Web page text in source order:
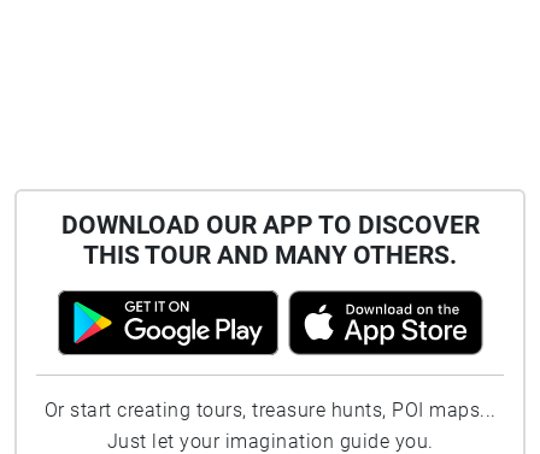
DOWNLOAD OUR APP TO DISCOVER
THIS TOUR AND MANY OTHERS.
Or start creating tours, treasure hunts, POI maps...
Just let your imagination guide you.